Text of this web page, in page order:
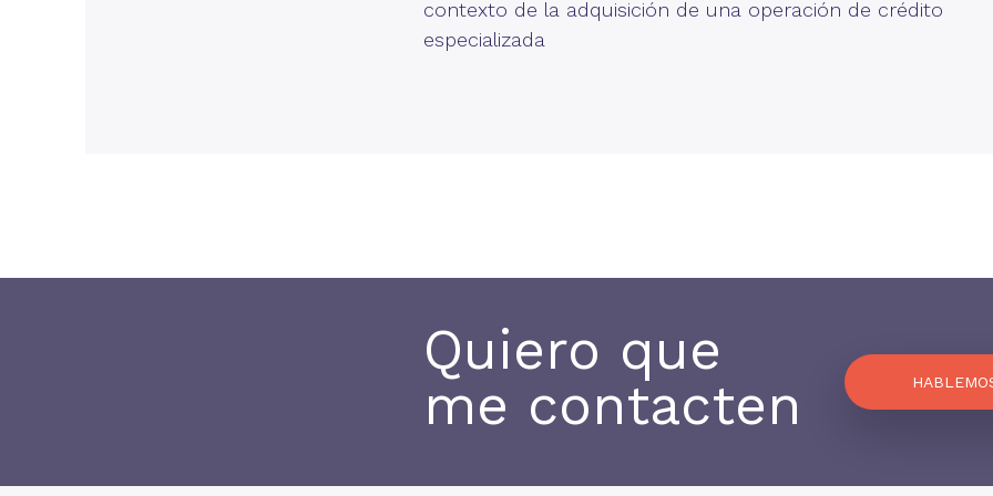
contexto de la adquisición de una operación de crédito
especializada
Quiero que
me contacten